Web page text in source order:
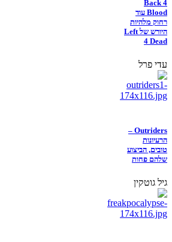
Back 4
Blood עוד
רחוק מלהיות
היורש של Left
4 Dead
עדי פרל
Outriders –
הרעיונות
טובים, הביצוע
שלהם פחות
גיל גוטקין